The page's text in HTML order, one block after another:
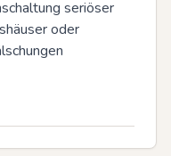
seriöser
oder